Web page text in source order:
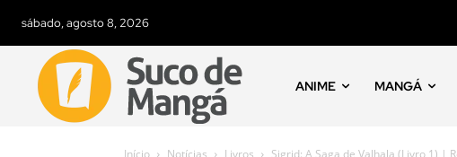
sábado, agosto 8, 2026
ANIME MANGÁ
Início Notícias Livros Sigrid: A Saga de Valhala (Livro 1) |